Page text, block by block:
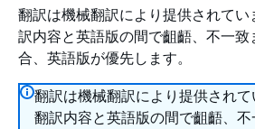
翻訳は機械翻訳により提供されてい
訳内容と英語版の間で齟齬、不一
合、英語版が優先します。
翻訳は機械翻訳により提供され
翻訳内容と英語版の間で齟齬、